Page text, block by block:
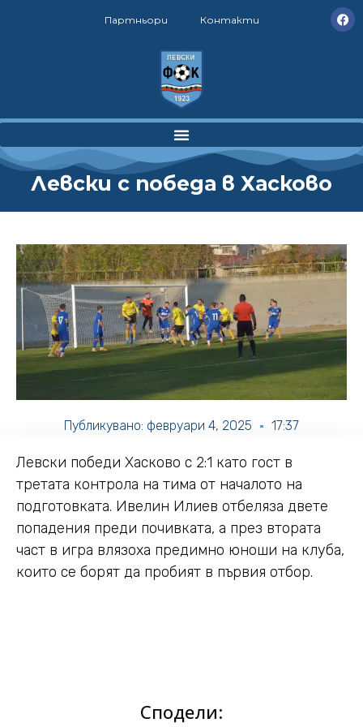
Партньори Контакти
Левски с победа в Хасково
Публикувано: февруари 4, 2025 17:37
Левски победи Хасково с 2:1 като гост в
третата контрола на тима от началото на
подготовката. Ивелин Илиев отбеляза двете
попадения преди почивката, а през втората
част в игра влязоха предимно юноши на клуба,
които се борят да пробият в първия отбор.
Сподели: